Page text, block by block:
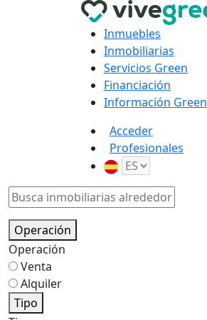
Inmuebles
Inmobiliarias
Servicios Green
Financiación
Información Green
Acceder
Profesionales
Operación
Operación
Venta
Alquiler
Tipo